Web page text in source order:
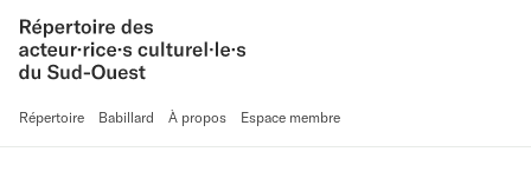
Répertoire Babillard À propos Espace membre